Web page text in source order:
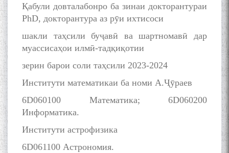
Қабули довталабонро ба зинаи докторантураи
PhD, докторантура аз рӯи ихтисоси
шакли таҳсили буҷавӣ ва шартномавӣ дар
муассисаҳои илмӣ-тадқиқотии
зерин барои соли таҳсили 2023-2024
Институти математикаи ба номи А.Ҷӯраев
6D060100 Математика; 6D060200
Информатика.
Институти астрофизика
6D061100 Астрономия.